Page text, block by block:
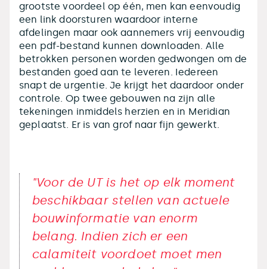
grootste voordeel op één, men kan eenvoudig
een link doorsturen waardoor interne
afdelingen maar ook aannemers vrij eenvoudig
een pdf-bestand kunnen downloaden. Alle
betrokken personen worden gedwongen om de
bestanden goed aan te leveren. Iedereen
snapt de urgentie. Je krijgt het daardoor onder
controle. Op twee gebouwen na zijn alle
tekeningen inmiddels herzien en in Meridian
geplaatst. Er is van grof naar fijn gewerkt.
"Voor de UT is het op elk moment
beschikbaar stellen van actuele
bouwinformatie van enorm
belang. Indien zich er een
calamiteit voordoet moet men